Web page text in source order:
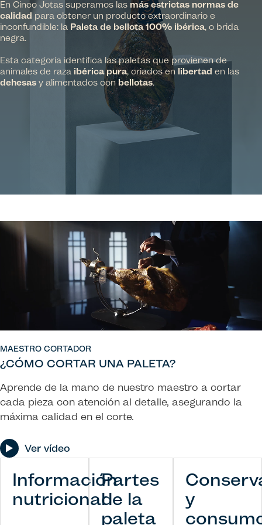
En Cinco Jotas superamos las más estrictas normas de
calidad para obtener un producto extraordinario e
inconfundible: la Paleta de bellota 100% ibérica, o brida
negra.
Esta categoría identifica las paletas que provienen de
animales de raza ibérica pura, criados en libertad en las
dehesas y alimentados conbellotas.
MAESTRO CORTADOR
¿CÓMO CORTAR UNA PALETA?
Aprende de la mano de nuestro maestro a cortar
cada pieza con atención al detalle, asegurando la
máxima calidad en el corte.
Ver vídeo
Información
nutricional
Partes
de la
paleta
y